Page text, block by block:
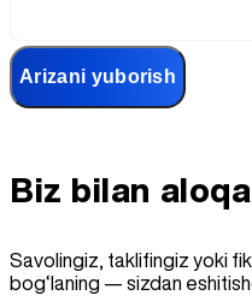
Arizani yuborish
Biz bilan aloqa
Savolingiz, taklifingiz yoki
bog‘laning — sizdan